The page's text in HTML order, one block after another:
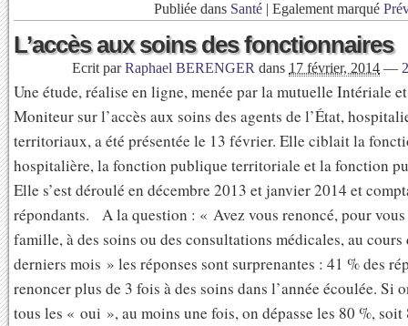
Publiée dans Santé | Egalement marqué
L’accès aux soins des fonctionnaires
Ecrit parRaphael BERENGER dans 17 février, 2014 —
Une étude, réalise en ligne, menée par la mutuelle Intériale
Moniteur sur l’accès aux soins des agents de l’État,
territoriaux, a été présentée le 13 février. Elle ciblait la
hospitalière, la fonction publique territoriale et la fonction
Elle s’est déroulé en décembre 2013 et janvier 2014 et
répondants. A la question : « Avez vous renoncé, pour
famille, à des soins ou des consultations médicales, au cours
derniers mois » les réponses sont surprenantes : 41 % des
renoncer plus de 3 fois à des soins dans l’année écoulée. Si
tous les « oui », au moins une fois, on dépasse les 80 %, soit